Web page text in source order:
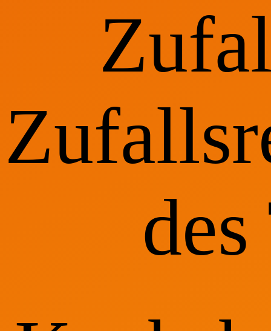
des